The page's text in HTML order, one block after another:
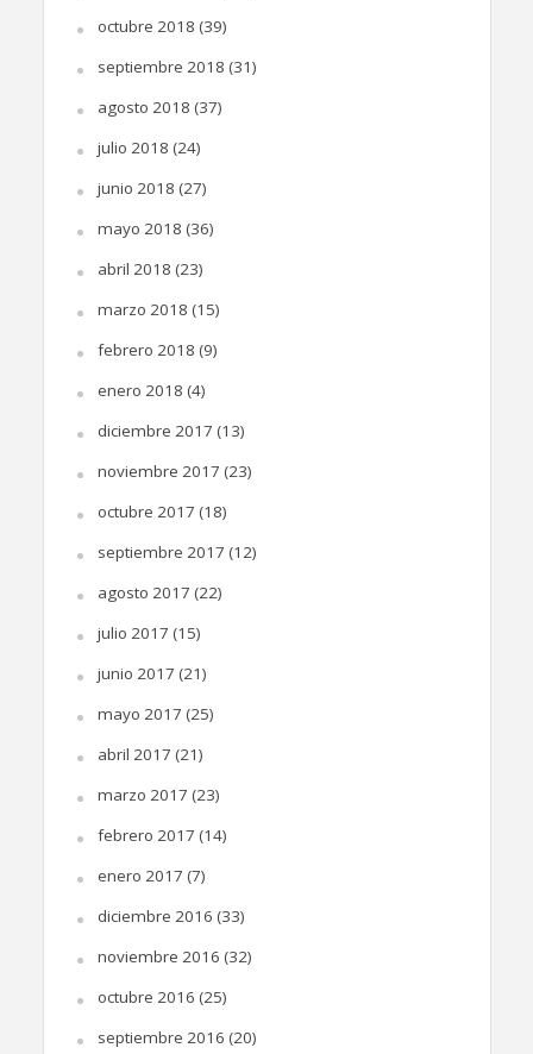
octubre 2018 (39)
septiembre 2018 (31)
agosto 2018 (37)
julio 2018 (24)
junio 2018 (27)
mayo 2018 (36)
abril 2018 (23)
marzo 2018 (15)
febrero 2018 (9)
enero 2018 (4)
diciembre 2017 (13)
noviembre 2017 (23)
octubre 2017 (18)
septiembre 2017 (12)
agosto 2017 (22)
julio 2017 (15)
junio 2017 (21)
mayo 2017 (25)
abril 2017 (21)
marzo 2017 (23)
febrero 2017 (14)
enero 2017 (7)
diciembre 2016 (33)
noviembre 2016 (32)
octubre 2016 (25)
septiembre 2016 (20)